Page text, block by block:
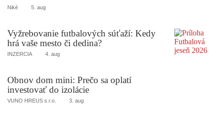
Niké 5. aug
Vyžrebovanie futbalových súťaží: Kedy
hrá vaše mesto či dedina?
INZERCIA 4. aug
Obnov dom mini: Prečo sa oplatí
investovať do izolácie
VUNO HREUS s.r.o. 3. aug